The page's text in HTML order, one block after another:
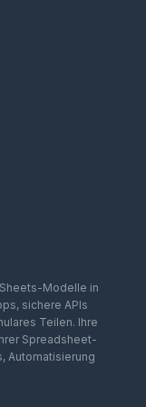
Modelle in
sichere APIs
Teilen. Ihre
Spreadsheet-
Automatisierung